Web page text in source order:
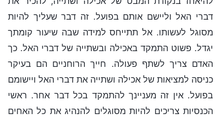
דברי האל וליישם אותם בפועל. זה דבר שעליך להיות
מסוגל לעשותו. אל תתייחס למידה שבה שיעור קומתך
יגדל. פשוט התמקד באכילה ובשתייה של דברי האל. כך
האדם צריך לשתף פעולה. חייך הרוחניים הם בעיקר
כניסה למציאות של אכילה ושתייה את דברי האל ויישומם
בפועל. אין זה מעניינך להתמקד בכל דבר אחר. ראשי
הכנסיות צריכים להיות מסוגלים להנהיג את כל האחים